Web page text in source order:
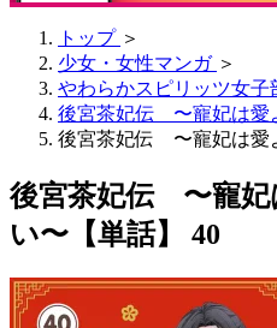
トップ ＞
少女・女性マンガ ＞
やわらかスピリッツ女子
後宮茶妃伝 〜寵妃は愛
後宮茶妃伝 〜寵妃は愛
後宮茶妃伝 〜寵妃
い〜【単話】 40